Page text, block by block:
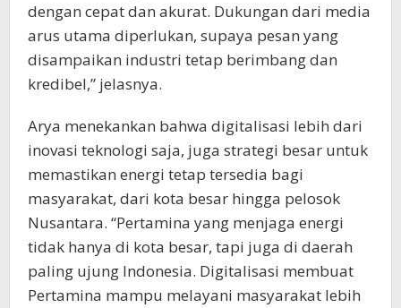
dengan cepat dan akurat. Dukungan dari media
arus utama diperlukan, supaya pesan yang
disampaikan industri tetap berimbang dan
kredibel,” jelasnya.
Arya menekankan bahwa digitalisasi lebih dari
inovasi teknologi saja, juga strategi besar untuk
memastikan energi tetap tersedia bagi
masyarakat, dari kota besar hingga pelosok
Nusantara. “Pertamina yang menjaga energi
tidak hanya di kota besar, tapi juga di daerah
paling ujung Indonesia. Digitalisasi membuat
Pertamina mampu melayani masyarakat lebih